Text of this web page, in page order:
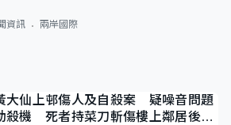
資訊 兩岸國際
大仙上邨傷人及自殺案 疑噪音問題
殺機 死者持菜刀斬傷樓上鄰居後墮